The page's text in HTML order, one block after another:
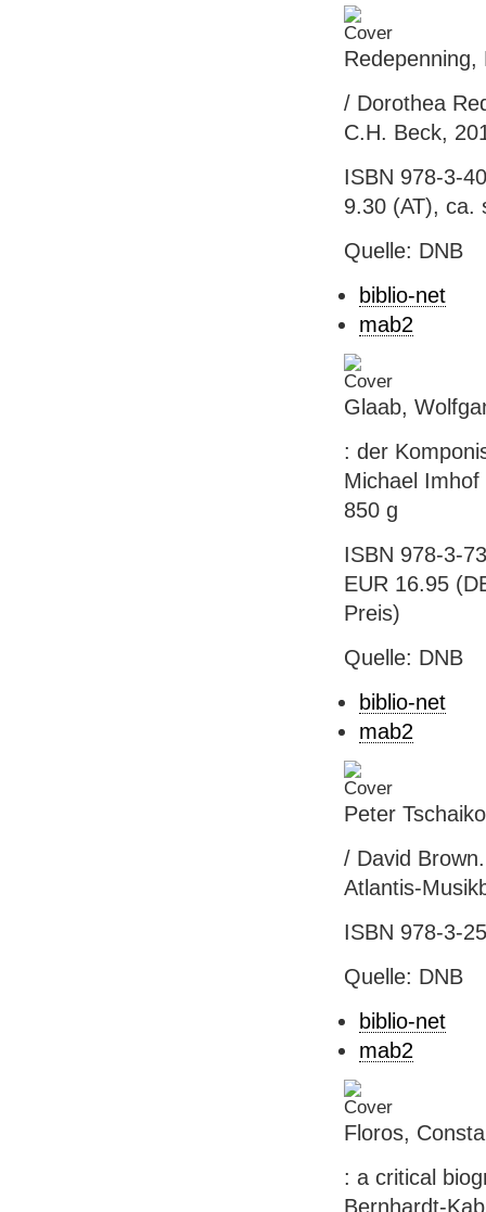
Redepenning,
/ Dorothea
C.H. Beck,
ISBN 978-3-
9.30 (AT), ca.
Quelle: DNB
biblio-net
mab2
Glaab,
: der
Michael
850 g
ISBN 978-3-
EUR 16.95
Preis)
Quelle: DNB
biblio-net
mab2
Peter
/ David
Atlantis-
ISBN 978-3-
Quelle: DNB
biblio-net
mab2
Floros,
: a critical
Bernhardt-